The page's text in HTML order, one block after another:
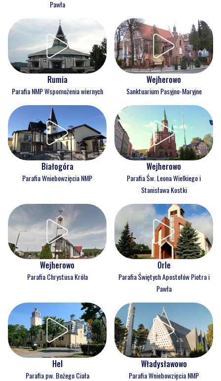
Pawła
Rumia
Parafia NMP Wspomożenia wiernych
Wejherowo
Sanktuarium Pasyjno-Maryjne
Białogóra
Parafia Wniebowzięcia NMP
Wejherowo
Parafia Św. Leona Wielkiego i
Stanisława Kostki
Wejherowo
Parafia Chrystusa Króla
Orle
Parafia Świętych Apostołów Piotra i
Pawła
Hel
Parafia pw. Bożego Ciała
Władysławowo
Parafia Wniebowzięcia NMP